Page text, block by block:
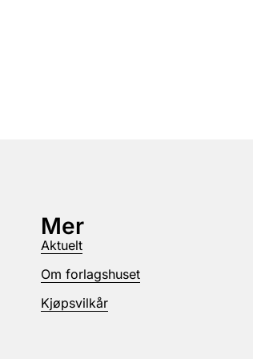
Mer
Aktuelt
Om forlagshuset
Kjøpsvilkår